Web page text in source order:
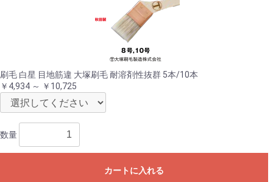
刷毛 白星 目地筋違 大塚刷毛 耐溶剤性抜群 5本/10本
￥4,934 ～ ￥10,725
数量
カートに入れる